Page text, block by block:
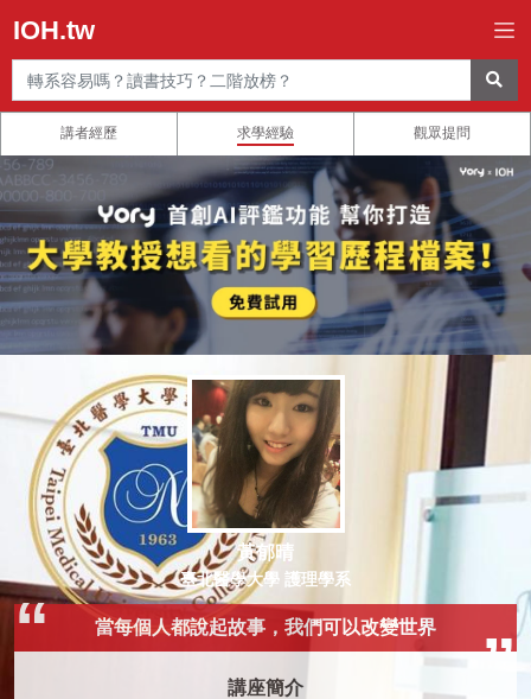
IOH.tw
講者經歷 求學經驗 觀眾提問
黃郁晴
臺北醫學大學 護理學系
當每個人都說起故事，我們可以改變世界
講座簡介